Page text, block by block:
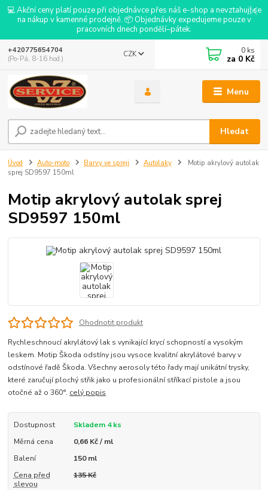
💻 Akční ceny platí pouze při objednávce přes náš e-shop a nevztahují se
na nákup v kamenné prodejně. 📦 Objednávky expedujeme pouze v
pracovních dnech pondělí–pátek.
Menu
CZK
Hledat
+420775654704
(Po-Pá, 8-16 hod.)
0 ks
za 0 Kč
Úvod Auto-moto Barvy ve spreji Autolaky
Motip akrylový autolak
sprej SD9597 150ml
Motip akrylový autolak sprej
SD9597 150ml
Ohodnotit produkt
Rychleschnoucí akrylátový lak s vynikající krycí schopností a vysokým
leskem. Motip Škoda odstíny jsou vysoce kvalitní akrylátové barvy v
odstínové řadě Škoda. Všechny aerosoly této řady mají unikátní trysky,
které zaručují plochý střik jako u profesionální stříkací pistole a jsou
otočné až o 360°. celý popis
Dostupnost
Skladem 4 ks
Měrná cena
0,66 Kč / ml
Balení
150 ml
Cena před
slevou
135 Kč